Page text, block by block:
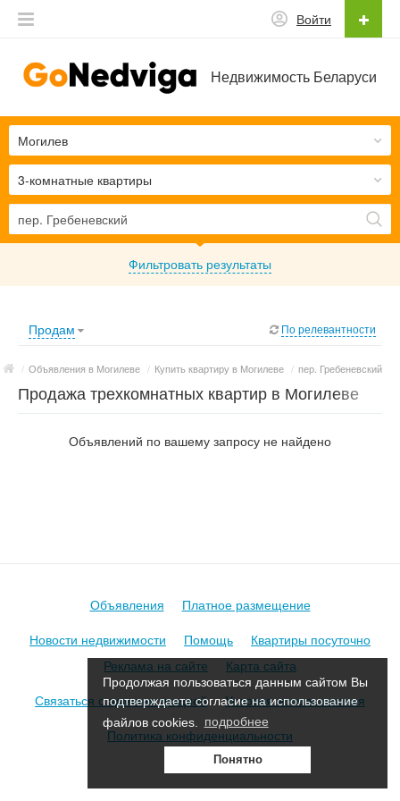
Продолжая пользоваться данным сайтом Вы
подтверждаете согласие на использование
файлов cookies.
подробнее
Понятно
Недвижимость Беларуси
Войти
3-комнатные квартиры
Могилев
Фильтровать результаты
Продам По релевантности
/ Объявления в Могилеве / Купить квартиру в Могилеве / пер. Гребеневский
Продажа трехкомнатных квартир в Могилеве
Объявлений по вашему запросу не найдено
Объявления
Платное размещение
Новости недвижимости
Помощь
Квартиры посуточно
Реклама на сайте
Карта сайта
Связаться с администрацией
Условия использования
Политика конфиденциальности